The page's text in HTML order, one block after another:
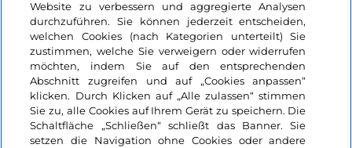
Website zu verbessern und aggregierte Analysen
durchzuführen. Sie können jederzeit entscheiden,
welchen Cookies (nach Kategorien unterteilt) Sie
zustimmen, welche Sie verweigern oder widerrufen
möchten, indem Sie auf den entsprechenden
Abschnitt zugreifen und auf „Cookies anpassen“
klicken. Durch Klicken auf „Alle zulassen“ stimmen
Sie zu, alle Cookies auf Ihrem Gerät zu speichern. Die
Schaltfläche „Schließen“ schließt das Banner. Sie
setzen die Navigation ohne Cookies oder andere